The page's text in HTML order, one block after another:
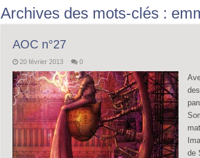
Archives des mots-clés :
AOC n°27
20 février 2013 0
de